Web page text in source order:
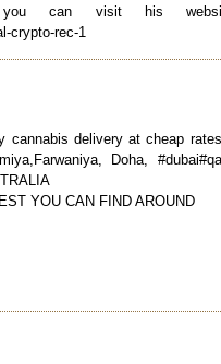
you can visit his
crypto-rec-1
cannabis delivery at cheap
Doha,
YOU CAN FIND AROUND